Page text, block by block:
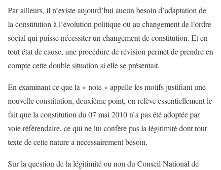
Par ailleurs, il n’existe aujourd’hui aucun besoin d’adaptation de
la constitution à l’évolution politique ou au changement de l’ordre
social qui puisse nécessiter un changement de constitution. Et en
tout état de cause, une procédure de révision permet de prendre en
compte cette double situation si elle se présentait.
En examinant ce que la « note » appelle les motifs justifiant une
nouvelle constitution, deuxième point, on relève essentiellement le
fait que la constitution du 07 mai 2010 n’a pas été adoptée par
voie référendaire, ce qui ne lui confère pas la légitimité dont tout
texte de cette nature a nécessairement besoin.
Sur la question de la légitimité ou non du Conseil National de